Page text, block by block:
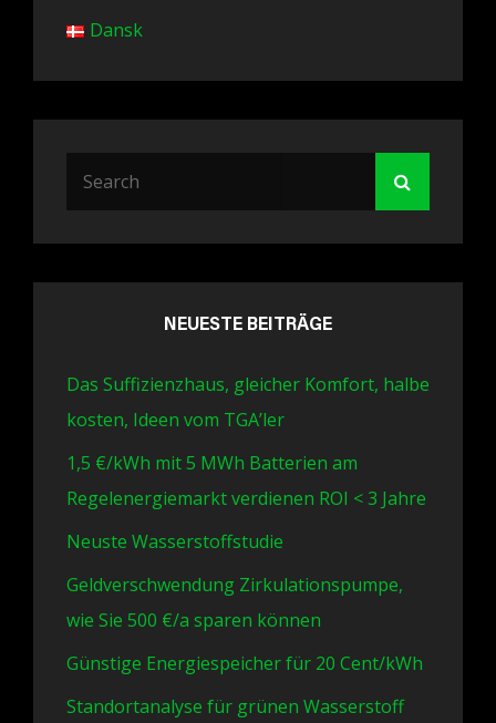
Dansk
NEUESTE BEITRÄGE
Das Suffizienzhaus, gleicher Komfort, halbe
kosten, Ideen vom TGA’ler
1,5 €/kWh mit 5 MWh Batterien am
Regelenergiemarkt verdienen ROI < 3 Jahre
Neuste Wasserstoffstudie
Geldverschwendung Zirkulationspumpe,
wie Sie 500 €/a sparen können
Günstige Energiespeicher für 20 Cent/kWh
Standortanalyse für grünen Wasserstoff